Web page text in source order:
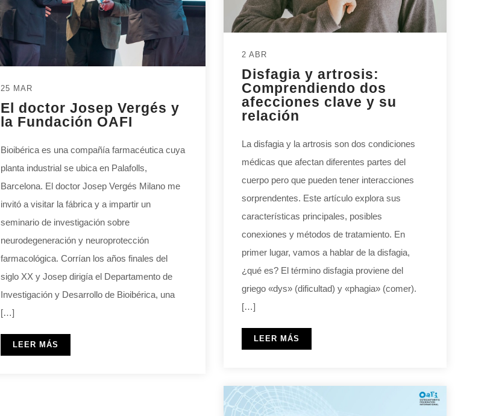
2 ABR
Disfagia y artrosis:
Comprendiendo dos
afecciones clave y su
relación
La disfagia y la artrosis son dos condiciones
médicas que afectan diferentes partes del
cuerpo pero que pueden tener interacciones
sorprendentes. Este artículo explora sus
características principales, posibles
conexiones y métodos de tratamiento. En
primer lugar, vamos a hablar de la disfagia,
¿qué es? El término disfagia proviene del
griego «dys» (dificultad) y «phagia» (comer).
[…]
LEER MÁS
25 MAR
El doctor Josep Vergés y
la Fundación OAFI
Bioibérica es una compañía farmacéutica cuya
planta industrial se ubica en Palafolls,
Barcelona. El doctor Josep Vergés Milano me
invitó a visitar la fábrica y a impartir un
seminario de investigación sobre
neurodegeneración y neuroprotección
farmacológica. Corrían los años finales del
siglo XX y Josep dirigía el Departamento de
Investigación y Desarrollo de Bioibérica, una
[…]
LEER MÁS